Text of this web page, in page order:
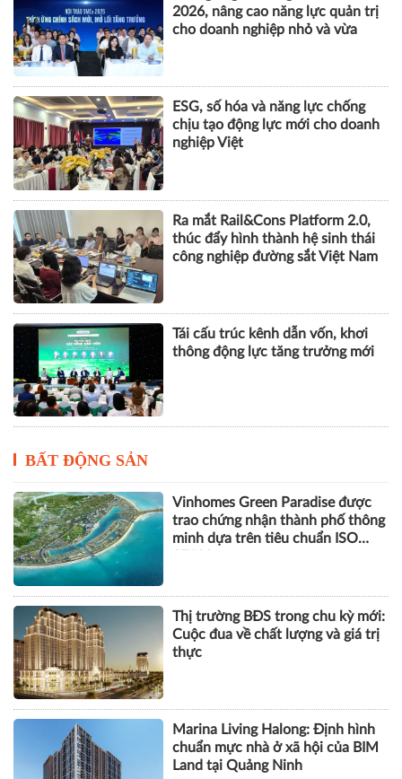
KHOA HỌC QUẢN LÝ
Khai giảng Chương trình CEO
2026, nâng cao năng lực quản trị
cho doanh nghiệp nhỏ và vừa
ESG, số hóa và năng lực chống
chịu tạo động lực mới cho doanh
nghiệp Việt
Ra mắt Rail&Cons Platform 2.0,
thúc đẩy hình thành hệ sinh thái
BẤT ĐỘNG SẢN
Vinhomes Green Paradise được
trao chứng nhận thành phố thông
minh dựa trên tiêu chuẩn ISO
Thị trường BĐS trong chu kỳ mới:
Cuộc đua về chất lượng và giá trị
thực